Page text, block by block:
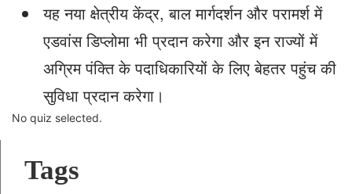
यह नया क्षेत्रीय केंद्र, बाल मार्गदर्शन और परामर्श में
एडवांस डिप्लोमा भी प्रदान करेगा और इन राज्यों में
अग्रिम पंक्ति के पदाधिकारियों के लिए बेहतर पहुंच की
सुविधा प्रदान करेगा।
No quiz selected.
Tags